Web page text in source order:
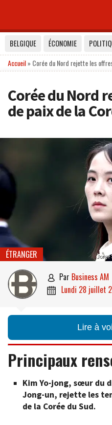
BELGIQUE ÉCONOMIE
Accueil» Corée du Nord rejette les
Corée du Nord
de paix de la
Jorge
ÉTRANGER
 par Business AM
 lundi 28 juillet
Lire à
Principaux
Kim Yo-jong, sœur du
Jong-un, rejette les
de la Corée du Sud.